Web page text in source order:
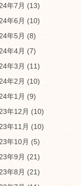
年7月 (13)
年6月 (10)
年5月 (8)
年4月 (7)
年3月 (11)
年2月 (10)
年1月 (9)
年12月 (10)
年11月 (10)
年10月 (5)
年9月 (21)
年8月 (21)